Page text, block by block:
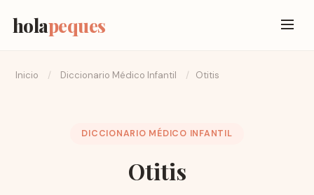
holapeques
Inicio / Diccionario Médico Infantil / Otitis
DICCIONARIO MÉDICO INFANTIL
Otitis